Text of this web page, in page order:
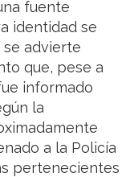
fuente
identidad se
se advierte
que, pese a
informado
la
a la Policía
pertenecientes